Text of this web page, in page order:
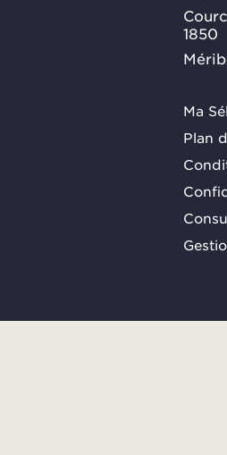
1850
Ma
Plan